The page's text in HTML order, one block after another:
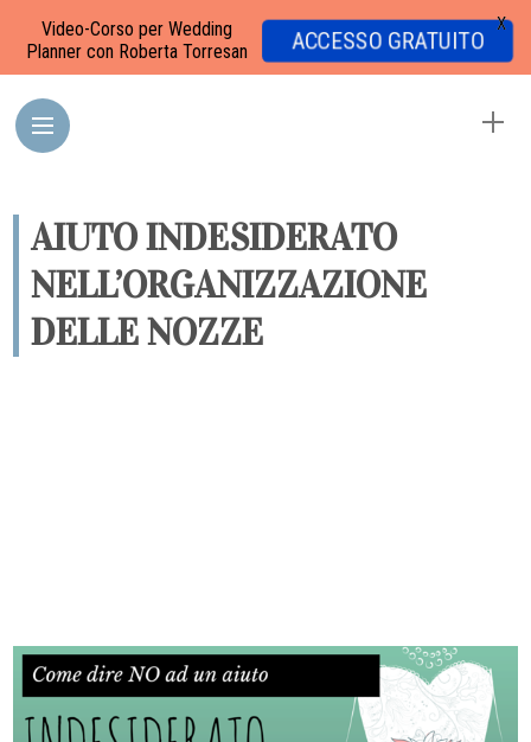
AIUTO INDESIDERATO
NELL’ORGANIZZAZIONE
DELLE NOZZE
Video-Corso per Wedding
Planner con Roberta Torresan
ACCESSO GRATUITO
X